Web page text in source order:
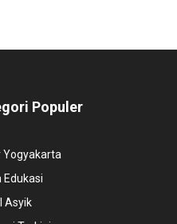
Populer
Yogyakarta
Edukasi
Asyik